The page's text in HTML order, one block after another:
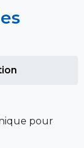
pour